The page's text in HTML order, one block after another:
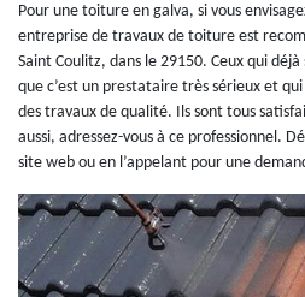
Pour une toiture en galva, si vous
entreprise de travaux de toiture est
Saint Coulitz, dans le 29150. Ceux qui
que c’est un prestataire très sérieux et
des travaux de qualité. Ils sont tous
aussi, adressez-vous à ce professionnel.
site web ou en l’appelant pour une